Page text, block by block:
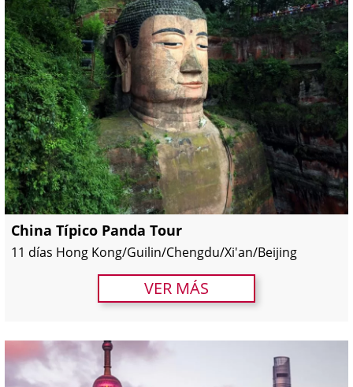
China Típico Panda Tour
11 días Hong Kong/Guilin/Chengdu/Xi'an/Beijing
VER MÁS